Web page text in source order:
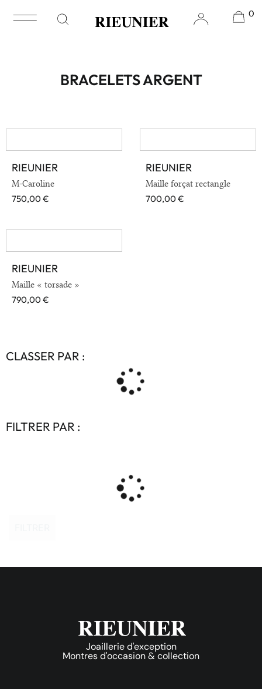
0
Collection argent/ Bracelets argent
BRACELETS ARGENT
CLASSER PAR :
FILTRER PAR :
VOIR EN DÉTAIL
RIEUNIER
M-Caroline
750,00€
VOIR EN DÉTAIL
RIEUNIER
Maille forçat rectangle
700,00€
VOIR EN DÉTAIL
RIEUNIER
Maille « torsade »
790,00€
Joaillerie d'exception
Montres d'occasion & collection